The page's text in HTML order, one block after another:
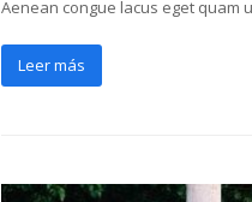
Aenean congue lacus eget quam
Leer más